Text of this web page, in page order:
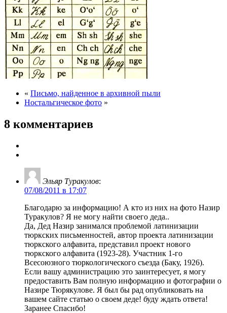
« Письмо, найденное в архивной пыли
Ностальгическое фото »
8 комментариев
Эльяр Туракулов:
07/08/2011 в 17:07
Благодарю за информацию! А кто из них на фото Назир
Туракулов? Я не могу найти своего деда..
Да, Дед Назир занимался проблемой латинизации
тюркских письменностей, автор проекта латинизации
тюркского алфавита, представил проект нового
тюркского алфавита (1923-28). Участник 1-го
Всесоюзного тюркологического съезда (Баку, 1926).
Если вашу администрацию это заинтересует, я могу
предоставить Вам полную информацию и фотографии о
Назире Тюрякулове. Я был бы рад опубликовать на
вашем сайте статью о своем деде! буду ждать ответа!
Заранее Спасибо!